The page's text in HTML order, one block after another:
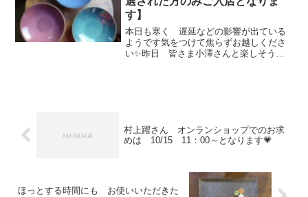
す】
本日も寒く 遅延などの影響が出ている
ようです気をつけて焦らずお越しくださ
い✨昨日 皆さま小澤さんと楽しそうに
村上躍さん オンランショップでのお求
めは 10/15 11：00～となります💗
ほっとする時間にも お使いいただきた